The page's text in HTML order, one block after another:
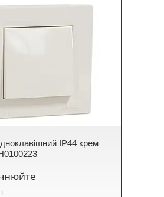
IP44 крем